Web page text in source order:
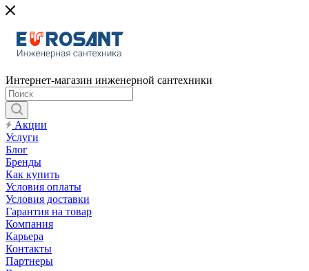
Интернет-магазин инженерной сантехники
Акции
Услуги
Блог
Бренды
Как купить
Условия оплаты
Условия доставки
Гарантия на товар
Компания
Карьера
Контакты
Партнеры